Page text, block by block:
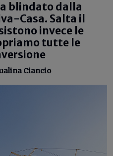
blindato dalla
Casa. Salta il
invece le
tutte le
Ciancio